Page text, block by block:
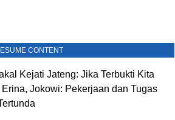
CONTENT
Kejati Jateng: Jika Terbukti Kita
Jokowi: Pekerjaan dan Tugas